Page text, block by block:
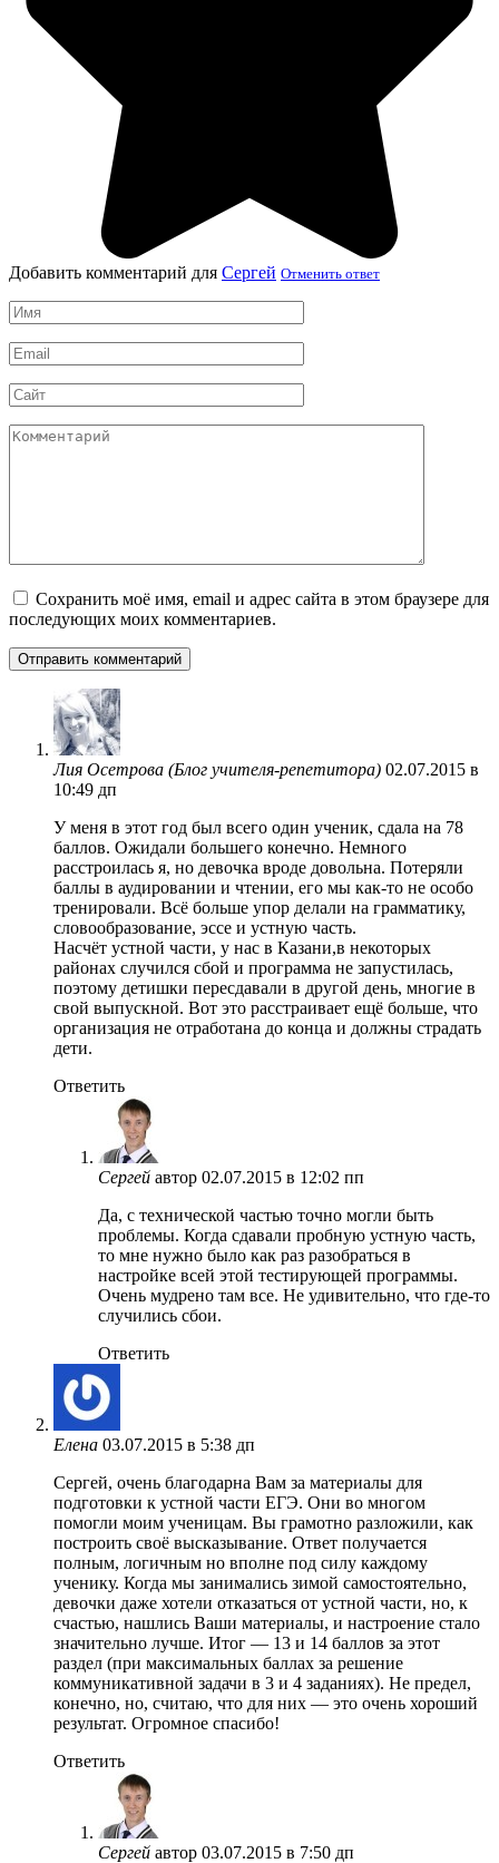
Добавить комментарий для Сергей Отменить ответ
Имя
*
Email
*
Сайт
Комментарий
Сохранить моё имя, email и адрес сайта в этом браузере для
последующих моих комментариев.
Лия Осетрова (Блог учителя-репетитора) 02.07.2015 в
10:49 дп
У меня в этот год был всего один ученик, сдала на 78
баллов. Ожидали большего конечно. Немного
расстроилась я, но девочка вроде довольна. Потеряли
баллы в аудировании и чтении, его мы как-то не особо
тренировали. Всё больше упор делали на грамматику,
словообразование, эссе и устную часть.
Насчёт устной части, у нас в Казани,в некоторых
районах случился сбой и программа не запустилась,
поэтому детишки пересдавали в другой день, многие в
свой выпускной. Вот это расстраивает ещё больше, что
организация не отработана до конца и должны страдать
дети.
Ответить
Сергей автор 02.07.2015 в 12:02 пп
Да, с технической частью точно могли быть
проблемы. Когда сдавали пробную устную часть,
то мне нужно было как раз разобраться в
настройке всей этой тестирующей программы.
Очень мудрено там все. Не удивительно, что где-то
случились сбои.
Ответить
Елена 03.07.2015 в 5:38 дп
Сергей, очень благодарна Вам за материалы для
подготовки к устной части ЕГЭ. Они во многом
помогли моим ученицам. Вы грамотно разложили, как
построить своё высказывание. Ответ получается
полным, логичным но вполне под силу каждому
ученику. Когда мы занимались зимой самостоятельно,
девочки даже хотели отказаться от устной части, но, к
счастью, нашлись Ваши материалы, и настроение стало
значительно лучше. Итог — 13 и 14 баллов за этот
раздел (при максимальных баллах за решение
коммуникативной задачи в 3 и 4 заданиях). Не предел,
конечно, но, считаю, что для них — это очень хороший
результат. Огромное спасибо!
Ответить
Сергей автор 03.07.2015 в 7:50 дп